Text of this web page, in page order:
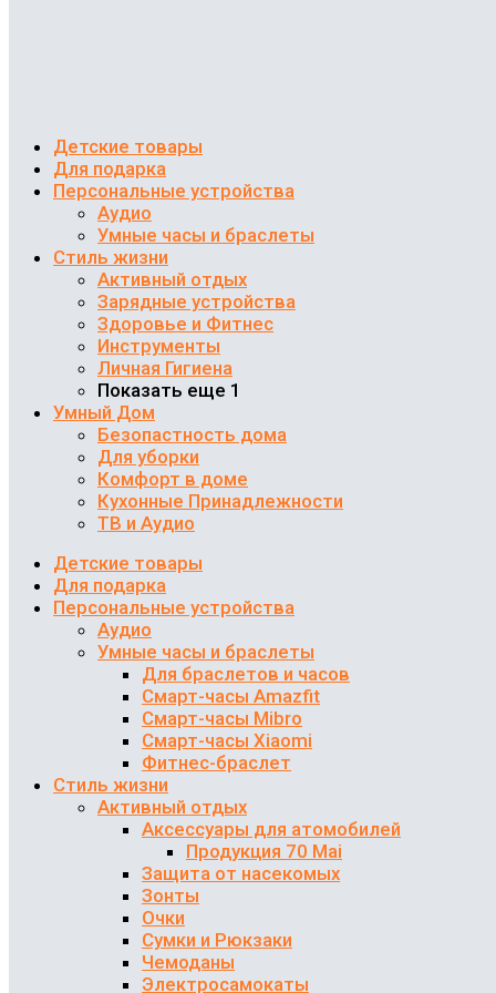
Детские товары
Для подарка
Персональные устройства
Аудио
Умные часы и браслеты
Стиль жизни
Активный отдых
Зарядные устройства
Здоровье и Фитнес
Инструменты
Личная Гигиена
Показать еще 1
Умный Дом
Безопастность дома
Для уборки
Комфорт в доме
Кухонные Принадлежности
ТВ и Аудио
Детские товары
Для подарка
Персональные устройства
Аудио
Умные часы и браслеты
Для браслетов и часов
Смарт-часы Amazfit
Смарт-часы Mibro
Смарт-часы Xiaomi
Фитнес-браслет
Стиль жизни
Активный отдых
Аксессуары для атомобилей
Продукция 70 Mai
Защита от насекомых
Зонты
Очки
Сумки и Рюкзаки
Чемоданы
Электросамокаты